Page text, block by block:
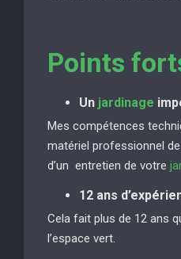
Points
Un jardinage
Mes compétences
matériel professionnel
d’un entretien de votre
12 ans
Cela fait plus de 12 ans
l’espace vert.